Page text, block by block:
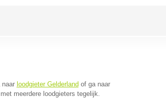
naar loodgieter Gelderland of ga naar
meerdere loodgieters tegelijk.